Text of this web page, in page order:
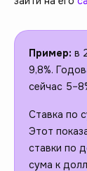
Пример: в
9,8%.
сейчас
Ставка по
Этот
ставки по
сума к